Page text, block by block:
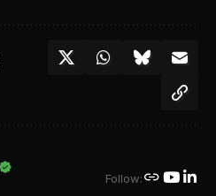
Follow: